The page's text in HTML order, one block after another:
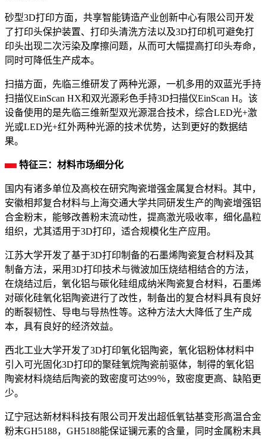
砂型3D打印方面，共享智能铸造产业创新中心有限公司开发
了打印头保护装置、打印头清洗方法以及3D打印机可避免打
印头出现二次污染及摩擦问题，从而可大幅提高打印头寿命，
同时可降低生产成本。
扫描方面，先临三维研发了两种光源，一机多用的双蓝光手持
扫描仪EinScan HX和双光源彩色手持3D扫描仪EinScan H。该
设备使用的是先临三维新型双光源混合技术，综合LED光+激
光或LED光+红外两种光源的技术优势，达到更好的数据结
果。
特征三：材料市场细分化
国内有诸多单位及高校在研究陶瓷增强金属复合材料。其中，
安徽相邦复合材料与上海交通大学共同研发生产的陶瓷增强铝
合金粉末，能够改善粉末流动性，提高激光吸收率，细化晶粒
组织，尤其适用于3D打印，适合规模化生产应用。
江苏大学开发了基于3D打印制备的石墨烯陶瓷复合材料及其
制备方法，采用3D打印技术与微波加压烧结相结合的方法，
在烧结过后，氧化铝与碳化硅组成纳米陶瓷复合材料，石墨烯
对碳化硅氧化铝陶瓷进行了改性，制备出的复合材料具有良好
的断裂韧性、导电与导热性等。这种方法大大降低了生产成
本，具有良好的经济效益。
西北工业大学开发了3D打印氧化铝陶瓷，氧化铝粉体材料中
引入可光固化3D打印的聚硅氧烷陶瓷前驱体，制得的氧化铝
陶瓷材料烧结后陶瓷的致密度可达99％，致密度更高、缺陷更
少。
辽宁冠达新材料科技有限公司开发出超低氧钴基变形高温合金
粉末GH5188，GH5188能保证镧元素的含量，同时金属粉末具